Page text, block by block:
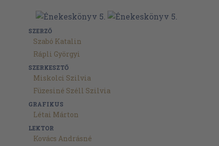
SZERZŐ
Szabó Katalin
Rápli Györgyi
SZERKESZTŐ
Miskolci Szilvia
Füzesiné Széll Szilvia
GRAFIKUS
Létai Márton
LEKTOR
Kovács Andrásné